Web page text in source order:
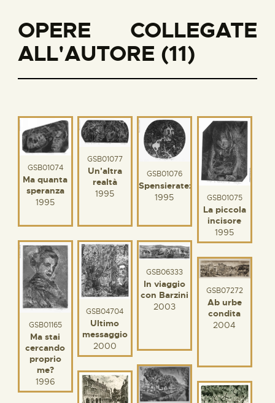
OPERE COLLEGATE
ALL'AUTORE (11)
GSB01074
Ma quanta
speranza
1995
GSB01077
Un'altra
realtà
1995
GSB01076
Spensieratezza
1995
GSB01075
La piccola
incisore
1995
GSB01165
Ma stai
cercando
proprio
me?
1996
GSB04704
Ultimo
messaggio
2000
GSB06333
In viaggio
con Barzini
2003
GSB07272
Ab urbe
condita
2004